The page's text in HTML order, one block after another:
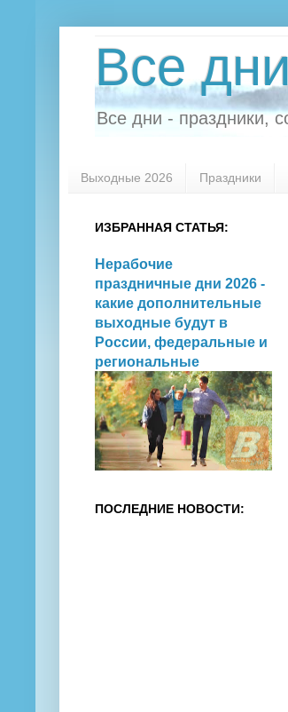
Все дни
Все дни - праздники,
Выходные 2026 Праздники
ИЗБРАННАЯ СТАТЬЯ:
Нерабочие
праздничные дни 2026 -
какие дополнительные
выходные будут в
России, федеральные и
региональные
ПОСЛЕДНИЕ НОВОСТИ: